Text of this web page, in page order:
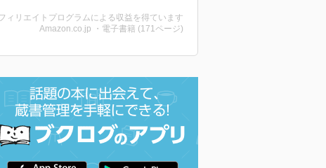
ィリエイトプログラムによる収益を得ています
Amazon.co.jp ・電子書籍 (171ページ)